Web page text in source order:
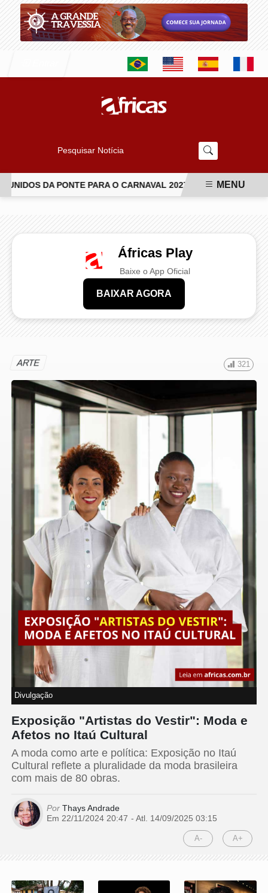
Pesquisar Notícia
DA PONTE PARA O CARNAVAL 2027 VAI-VAI ABRE
MENU
Áfricas Play
Baixe o App Oficial
BAIXAR AGORA
ARTE 321
Divulgação
Exposição "Artistas do Vestir": Moda e
Afetos no Itaú Cultural
A moda como arte e política: Exposição no Itaú
Cultural reflete a pluralidade da moda brasileira
com mais de 80 obras.
Por Thays Andrade
Em 22/11/2024 20:47 - Atl. 14/09/2025 03:15
A- A+